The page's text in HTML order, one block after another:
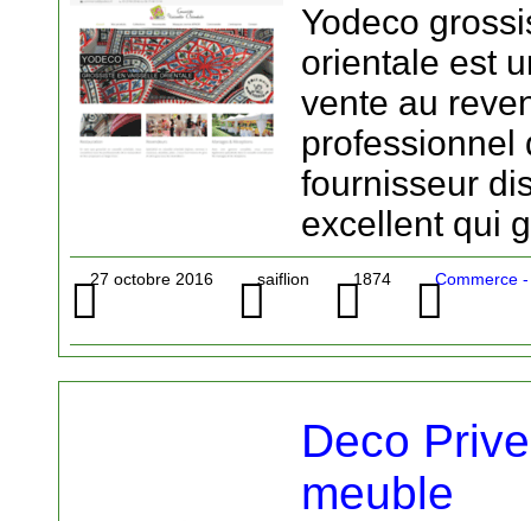
Yodeco
orientale est
vente au
professionnel
fournisseur
excellent qui
27 octobre 2016 saiflion 1874 Commerce
Deco
meuble